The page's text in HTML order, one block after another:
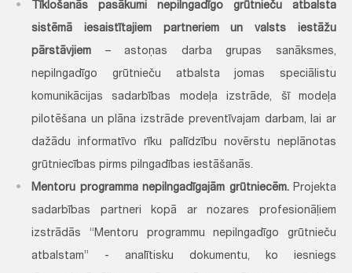
Tīklošanās pasākumi nepilngadīgo grūtnieču atbalsta
sistēmā iesaistītajiem partneriem un valsts iestāžu
pārstāvjiem – astoņas darba grupas sanāksmes,
nepilngadīgo grūtnieču atbalsta jomas speciālistu
komunikācijas sadarbības modeļa izstrāde, šī modeļa
pilotēšana un plāna izstrāde preventīvajam darbam, lai ar
dažādu informatīvo rīku palīdzību novērstu neplānotas
grūtniecības pirms pilngadības iestāšanās.
Mentoru programma nepilngadīgajām grūtniecēm. Projekta
sadarbības partneri kopā ar nozares profesionāļiem
izstrādās “Mentoru programmu nepilngadīgo grūtnieču
atbalstam” - analītisku dokumentu, ko iesniegs